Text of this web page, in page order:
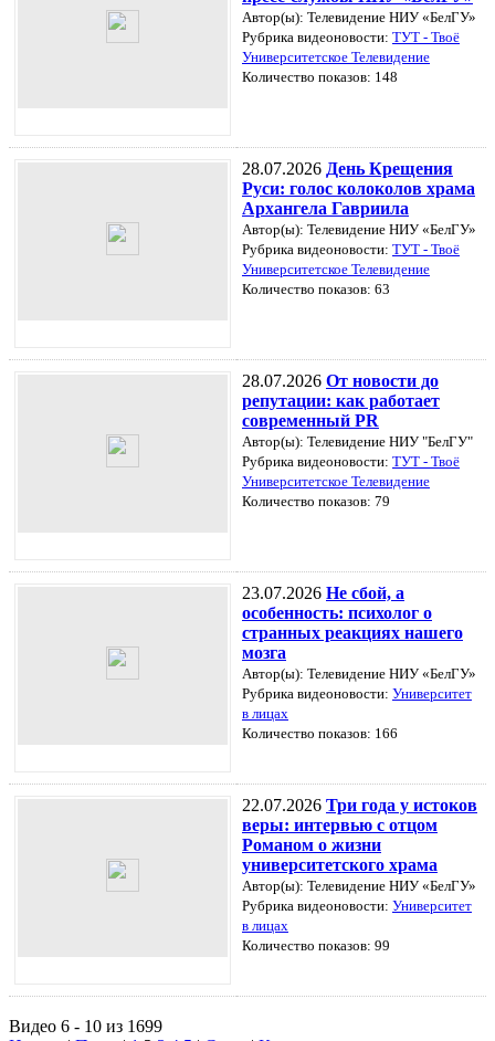
Автор(ы): Телевидение НИУ «БелГУ»
Рубрика видеоновости: ТУТ - Твоё
Университетское Телевидение
Количество показов: 148
28.07.2026 День Крещения
Руси: голос колоколов храма
Архангела Гавриила
Автор(ы): Телевидение НИУ «БелГУ»
Рубрика видеоновости: ТУТ - Твоё
Университетское Телевидение
Количество показов: 63
28.07.2026 От новости до
репутации: как работает
современный PR
Автор(ы): Телевидение НИУ "БелГУ"
Рубрика видеоновости: ТУТ - Твоё
Университетское Телевидение
Количество показов: 79
23.07.2026 Не сбой, а
особенность: психолог о
странных реакциях нашего
мозга
Автор(ы): Телевидение НИУ «БелГУ»
Рубрика видеоновости: Университет
в лицах
Количество показов: 166
22.07.2026 Три года у истоков
веры: интервью с отцом
Романом о жизни
университетского храма
Автор(ы): Телевидение НИУ «БелГУ»
Рубрика видеоновости: Университет
в лицах
Количество показов: 99
Видео 6 - 10 из 1699